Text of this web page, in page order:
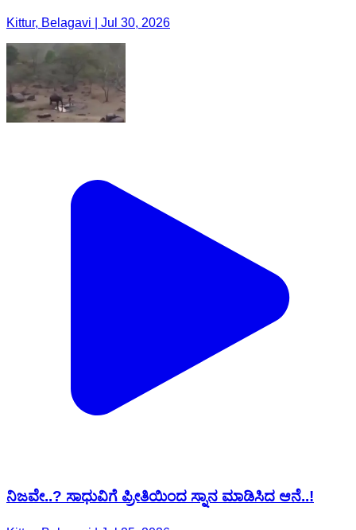
Kittur, Belagavi | Jul 30, 2026
ನಿಜವೇ..? ಸಾಧುವಿಗೆ ಪ್ರೀತಿಯಿಂದ ಸ್ನಾನ ಮಾಡಿಸಿದ ಆನೆ..!